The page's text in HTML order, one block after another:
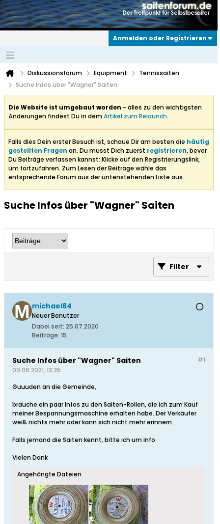
Anmelden oder Registrieren
Diskussionsforum Equipment
Tennissaiten
Suche Infos über "Wagner" Saiten
Die Website ist umgebaut worden - alles zu den wichtigsten
Änderungen findest Du in demArtikel zum Relaunch.
Falls dies Dein erster Besuch ist, schaue Dir am besten die häufig
gestellten Fragen an. Du musst Dich zuerst registrieren, bevor
Du Beiträge verfassen kannst: Klicke auf den Registrierungslink,
um fortzufahren. Zum Lesen der Beiträge wähle das
entsprechende Forum aus der untenstehenden Liste aus.
Suche Infos über "Wagner" Saiten
Filter
michael84
Neuer Benutzer
Dabei seit: 25.07.2020
Beiträge: 15
#1
Suche Infos über "Wagner" Saiten
09.06.2021, 13:35
Guuuden an die Gemeinde,
brauche ein paar Infos zu den Saiten-Rollen, die ich zum Kauf
meiner Bespannungsmaschine erhalten habe. Der Verkäufer
weiß nichts mehr oder kann sich nicht mehr erinnern.
Falls jemand die Saiten kennt, bitte ich um Info.
Vielen Dank
Angehängte Dateien